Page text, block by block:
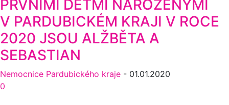
PRVNÍMI DĚTMI NAROZENÝMI
V PARDUBICKÉM KRAJI V ROCE
2020 JSOU ALŽBĚTA A
SEBASTIAN
Nemocnice Pardubického kraje - 01.01.2020
0